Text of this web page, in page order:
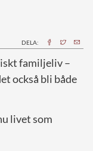
DELA:
familjeliv –
också bli både
livet som